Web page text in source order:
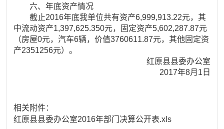
六、年底资产情况
截止2016年底我单位共有资产6,999,913.22元，其
中流动资产1,397,625.350元，固定资产5,602,287.87元
（房屋0元，汽车6辆，价值3760611.87元，其他固定资
产2351256元）。
红原县县委办公室
2017年8月1日
相关附件：
红原县县委办公室2016年部门决算公开表.xls